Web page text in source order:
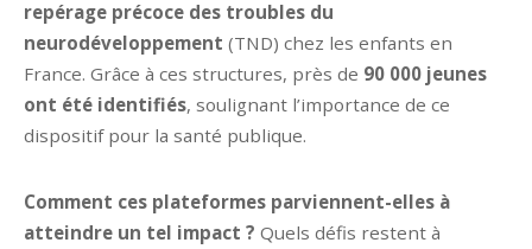
repérage précoce des troubles du
neurodéveloppement (TND) chez les enfants en
France. Grâce à ces structures, près de 90 000 jeunes
ont été identifiés, soulignant l’importance de ce
dispositif pour la santé publique.
Comment ces plateformes parviennent-elles à
atteindre un tel impact ? Quels défis restent à